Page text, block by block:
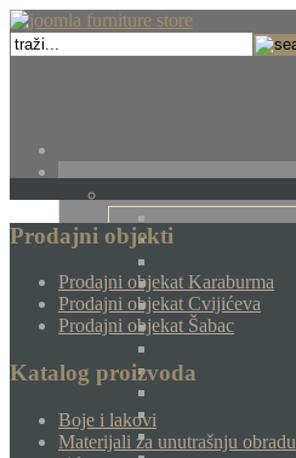
Prodajni objekti
Prodajni objekat Karaburma
Prodajni objekat Cvijićeva
Prodajni objekat Šabac
Katalog proizvoda
Boje i lakovi
Materijali za unutrašnju obradu